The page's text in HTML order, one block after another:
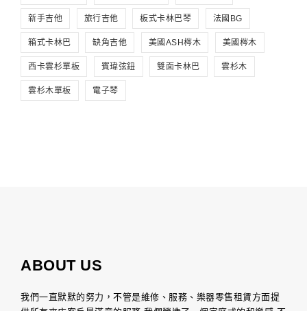
新手吉他 旅行吉他 板式卡林巴琴 法國BG
箱式卡林巴 缺角吉他 美國ASH梣木 美國梣木
西卡雲杉單板 賓瑋弦鈕 雙面卡林巴 雲杉木
雲杉木單板 電子琴
ABOUT US
我們一直默默的努力，不管是維修、服務、樂器零售租賃方面提